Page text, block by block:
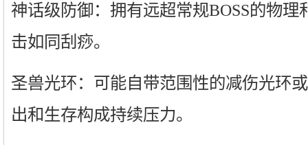
神话级防御：拥有远超常规BOSS的物
击如同刮痧。
圣兽光环：可能自带范围性的减伤光环
出和生存构成持续压力。